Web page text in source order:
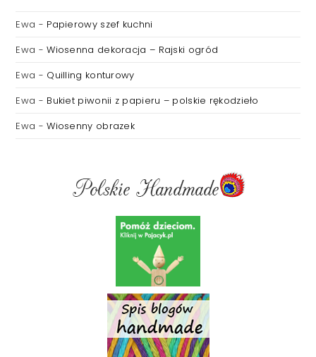
Ewa - Papierowy szef kuchni
Ewa -Wiosenna dekoracja – Rajski ogród
Ewa - Quilling konturowy
Ewa - Bukiet piwonii z papieru – polskie rękodzieło
Ewa -Wiosenny obrazek